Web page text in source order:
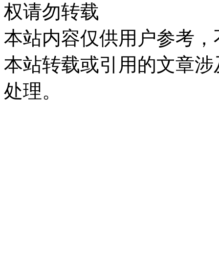
权请勿转载
本站内容仅供用户参考
本站转载或引用的文章
处理。